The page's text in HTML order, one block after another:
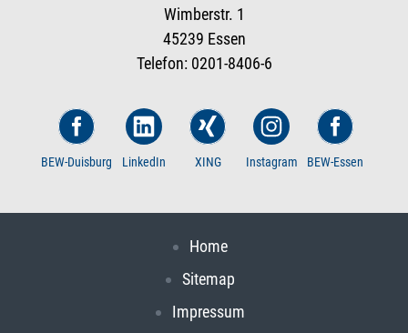
Wimberstr. 1
45239 Essen
Telefon: 0201-8406-6
BEW-Duisburg LinkedIn XING Instagram BEW-Essen
Home
Sitemap
Impressum